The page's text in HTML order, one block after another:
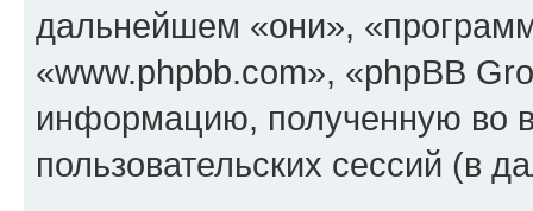
дальнейшем «они»,
«www.phpbb.com», «phpBB
информацию, полученную во
пользовательских сессий (в